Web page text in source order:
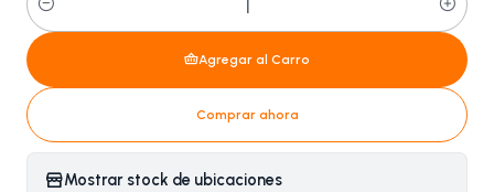
Cantidad
Agregar al Carro
Comprar ahora
Mostrar stock de ubicaciones